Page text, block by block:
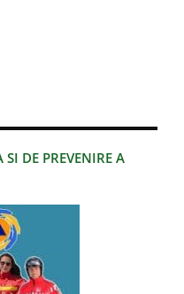
DE PREVENIRE A